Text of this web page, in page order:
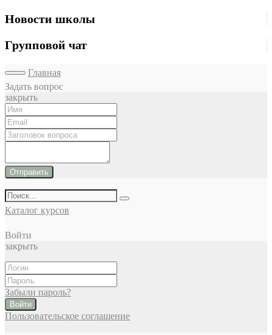
Новости школы
Групповой чат
Главная
Задать вопрос
закрыть
Отправить
Каталог курсов
Войти
закрыть
Забыли пароль?
Войти
Пользовательское соглашение